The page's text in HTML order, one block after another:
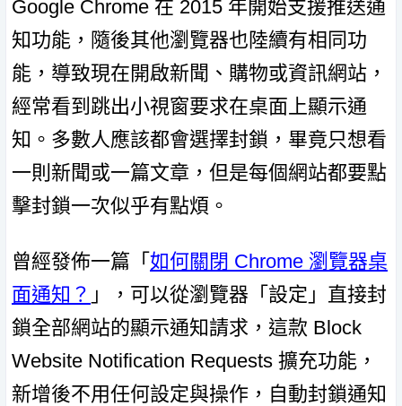
Google Chrome 在 2015 年開始支援推送通
知功能，隨後其他瀏覽器也陸續有相同功
能，導致現在開啟新聞、購物或資訊網站，
經常看到跳出小視窗要求在桌面上顯示通
知。多數人應該都會選擇封鎖，畢竟只想看
一則新聞或一篇文章，但是每個網站都要點
擊封鎖一次似乎有點煩。
曾經發佈一篇「 如何關閉 Chrome 瀏覽器桌
面通知？ 」，可以從瀏覽器「設定」直接封
鎖全部網站的顯示通知請求，這款 Block
Website Notification Requests 擴充功能，
新增後不用任何設定與操作，自動封鎖通知